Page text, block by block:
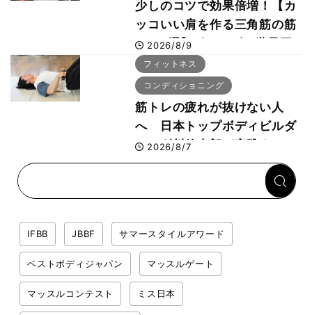
少しのコツで効果倍増！【カ
ッコいい肩を作る三角筋の筋
トレ6選】ボディビル世界王
者が解説！
2026/8/9
フィットネス
コンディショニング
筋トレの疲れが抜けない人
へ 日本トップボディビルダ
ー・刈川啓志郎が実践する
「回復習慣」
2026/8/7
IFBB JBBF サマースタイルアワード
ベストボディジャパン マッスルゲート
マッスルコンテスト ミス日本